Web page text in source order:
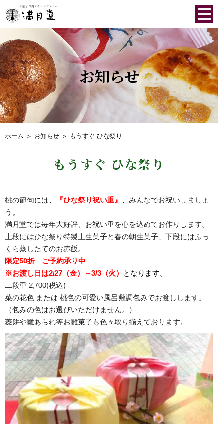
お知らせ
ホーム ＞ お知らせ ＞ もうすぐ ひな祭り
もうすぐ ひな祭り
桃の節句には、 『ひな祭り祝い重』
、みんなでお祝いしましょ
う。
満月堂では毎年大好評、お祝い重を心を込めてお作りします。
上段にはひな祭り特製上生菓子と春の朝生菓子、下段にはふっ
くら蒸したてのお赤飯。
限定50折 ご予約承り中
※お渡し日は2/27（金）～3/3（火）
となります。
二段重 2,700(税込)
菜の花色 または 桃色の可愛い風呂敷調包みでお渡しします。
（包みの色はお選びいただけません。）
菱餅や雛あられ等お雛菓子も色々取り揃えております。